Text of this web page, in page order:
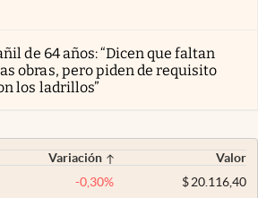
de 64 años: “Dicen que faltan
obras, pero piden de requisito
los ladrillos”
Variación
Valor
-0,30% $20.116,40